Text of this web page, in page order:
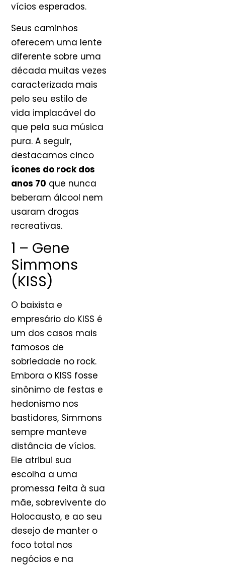
vícios esperados.
Seus caminhos
oferecem uma lente
diferente sobre uma
década muitas vezes
caracterizada mais
pelo seu estilo de
vida implacável do
que pela sua música
pura. A seguir,
destacamos cinco
ícones do rock dos
anos 70 que nunca
beberam álcool nem
usaram drogas
recreativas.
1 – Gene
Simmons
(KISS)
O baixista e
empresário do KISS é
um dos casos mais
famosos de
sobriedade no rock.
Embora o KISS fosse
sinônimo de festas e
hedonismo nos
bastidores, Simmons
sempre manteve
distância de vícios.
Ele atribui sua
escolha a uma
promessa feita à sua
mãe, sobrevivente do
Holocausto, e ao seu
desejo de manter o
foco total nos
negócios e na